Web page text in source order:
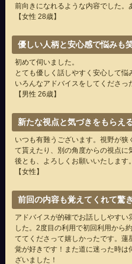
前向きになれるような内容でした。
【女性 28歳】
優しい人柄と安心感で悩みも
初めて伺いました。
とても優しく話しやすく安心して悩
いろんなアドバイスをしてくださっ
【男性 26歳】
新たな視点と気づきをもらえ
いつも有難うございます。視野が
て貰えたり、別の角度からの視点
後とも、よろしくお願いいたします。
【女性】
前回の内容も覚えてくれて驚
アドバイスが的確でお話ししやすい
した。2度目の利用で初回利用から
ててくださって嬉しかったです。
覚が好きです！また道に迷った時
ざいました！